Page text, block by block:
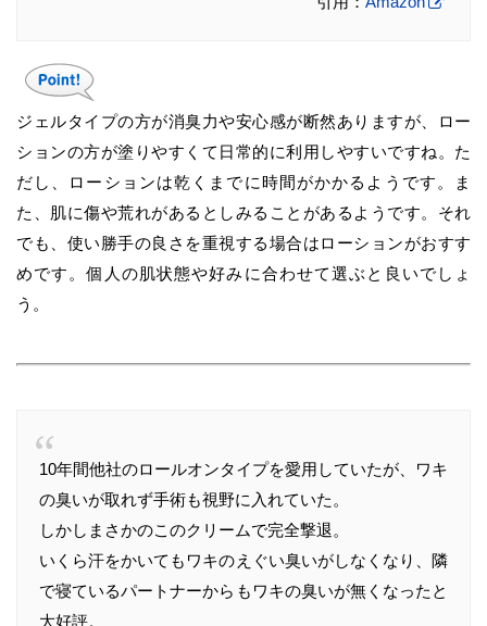
ジェルタイプの方が消臭力や安心感が断然ありますが、ロー
ションの方が塗りやすくて日常的に利用しやすいですね。た
だし、ローションは乾くまでに時間がかかるようです。ま
た、肌に傷や荒れがあるとしみることがあるようです。それ
でも、使い勝手の良さを重視する場合はローションがおすす
めです。個人の肌状態や好みに合わせて選ぶと良いでしょ
う。
10年間他社のロールオンタイプを愛用していたが、ワキ
の臭いが取れず手術も視野に入れていた。
しかしまさかのこのクリームで完全撃退。
いくら汗をかいてもワキのえぐい臭いがしなくなり、隣
で寝ているパートナーからもワキの臭いが無くなったと
大好評。